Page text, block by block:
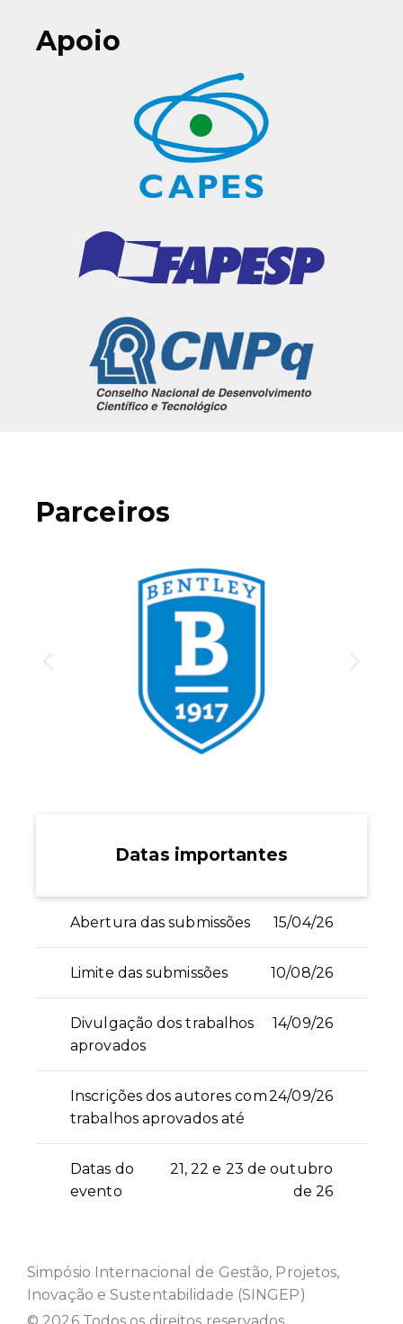
Apoio
Parceiros
Datas importantes
Abertura das submissões 15/04/26
Limite das submissões 10/08/26
Divulgação dos trabalhos
aprovados
14/09/26
Inscrições dos autores com
trabalhos aprovados até
24/09/26
Datas do
evento
21, 22 e 23 de outubro
de 26
Simpósio Internacional de Gestão, Projetos,
Inovação e Sustentabilidade (SINGEP)